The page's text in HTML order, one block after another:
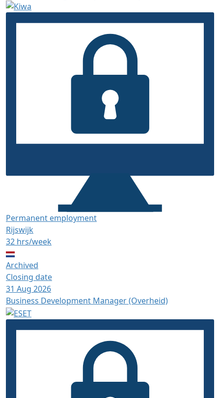
Permanent employment
Rijswijk
32 hrs/week
Archived
Closing date
31 Aug 2026
Business Development Manager (Overheid)